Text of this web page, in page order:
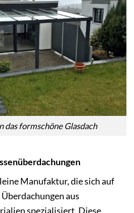
das formschöne Glasdach
Manufaktur, die sich auf
aus
spezialisiert. Diese